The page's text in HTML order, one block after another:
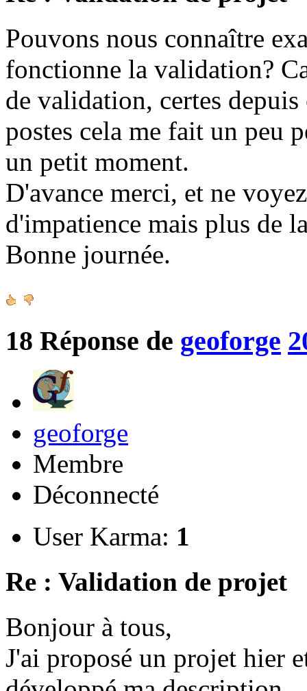
Pouvons nous connaître
fonctionne la validation?
de validation, certes
postes cela me fait un peu
un petit moment.
D'avance merci, et ne
d'impatience mais plus de
Bonne journée.
18 Réponse de geoforge
geoforge
Membre
Déconnecté
User Karma: 1
Re : Validation de projet
Bonjour à tous,
J'ai proposé un projet hier